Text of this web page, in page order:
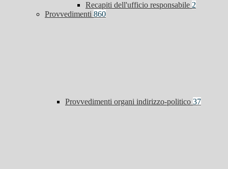
Recapiti dell'ufficio responsabile 2
Provvedimenti 860
Provvedimenti organi indirizzo-politico 37